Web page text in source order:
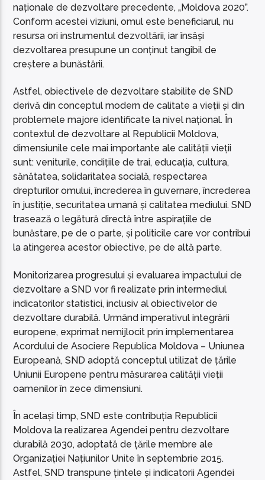
naționale de dezvoltare precedente, „Moldova 2020”.
Conform acestei viziuni, omul este beneficiarul, nu
resursa ori instrumentul dezvoltării, iar însăși
dezvoltarea presupune un conținut tangibil de
creștere a bunăstării.
Astfel, obiectivele de dezvoltare stabilite de SND
derivă din conceptul modern de calitate a vieții și din
problemele majore identificate la nivel național. În
contextul de dezvoltare al Republicii Moldova,
dimensiunile cele mai importante ale calității vieții
sunt: veniturile, condițiile de trai, educația, cultura,
sănătatea, solidaritatea socială, respectarea
drepturilor omului, încrederea în guvernare, încrederea
în justiție, securitatea umană și calitatea mediului. SND
trasează o legătură directă între aspirațiile de
bunăstare, pe de o parte, și politicile care vor contribui
la atingerea acestor obiective, pe de altă parte.
Monitorizarea progresului și evaluarea impactului de
dezvoltare a SND vor fi realizate prin intermediul
indicatorilor statistici, inclusiv al obiectivelor de
dezvoltare durabilă. Urmând imperativul integrării
europene, exprimat nemijlocit prin implementarea
Acordului de Asociere Republica Moldova – Uniunea
Europeană, SND adoptă conceptul utilizat de țările
Uniunii Europene pentru măsurarea calității vieții
oamenilor în zece dimensiuni.
În același timp, SND este contribuția Republicii
Moldova la realizarea Agendei pentru dezvoltare
durabilă 2030, adoptată de țările membre ale
Organizației Națiunilor Unite în septembrie 2015.
Astfel, SND transpune țintele și indicatorii Agendei